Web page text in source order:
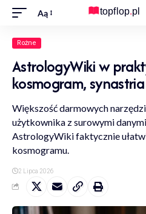
Aą
Rożne
AstrologyWiki w
kosmogram,
Większość darmowych
użytkownika z surowymi
AstrologyWiki faktycznie
kosmogramu.
2 Lipca 2026